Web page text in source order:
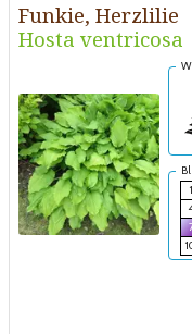
Funkie, Herzlilie
Hosta ventricosa
1